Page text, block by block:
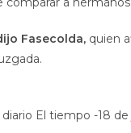
Fasecolda, quien
El tiempo -18